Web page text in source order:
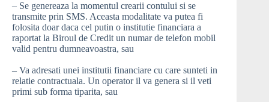
– Se genereaza la momentul crearii contului si se
transmite prin SMS. Aceasta modalitate va putea fi
folosita doar daca cel putin o institutie financiara a
raportat la Biroul de Credit un numar de telefon mobil
valid pentru dumneavoastra, sau
– Va adresati unei institutii financiare cu care sunteti in
relatie contractuala. Un operator il va genera si il veti
primi sub forma tiparita, sau